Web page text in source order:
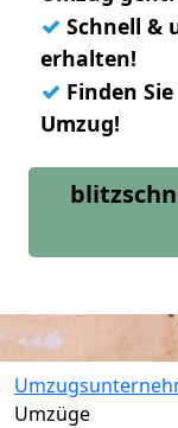
✓ Schnell &
erhalten!
✓ Finden
Umzug!
Umzüge